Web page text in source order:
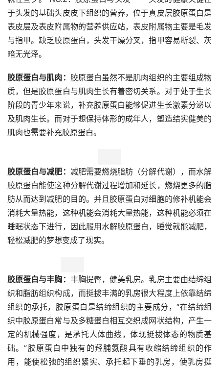
于头发的基础头皮皮下组织的营养，位于真皮层胶原蛋白是
表皮层及表皮附属物的营养供应站，表皮附属物主要是毛发
与指甲。缺乏胶原蛋白，头发干燥分叉，指甲容易断裂、灰
暗无光泽。
胶原蛋白与肌肉： 胶原蛋白虽然不是肌肉组织的主要组成物
质，但是胶原蛋白与肌肉生长有着密切关系。对于处于生长
阶段的青少年来说，补充胶原蛋白能够促进生长激素分泌以
及肌肉生长。而对于想保持体形的成年人，塑造结实健美的
肌肉也需要补充胶原蛋白。
胶原蛋白与减肥： 减肥需要燃烧脂肪（分解代谢），而水解
胶原蛋白能使这种分解代谢过程增加和延长，燃烧更多的脂
肪从而达到减肥的目的。并且胶原蛋白对细胞的修补机能会
消耗大量热能，这种机能会消耗大量热能，这种机能必须在
睡眠状态下进行，因此服用水解胶原蛋白，睡觉就能减肥，
轻松减肥的梦想变成了现实。
胶原蛋白与丰胸： 丰胸提臀，健美乳房。乳房主要由结缔组
织和脂肪组织构成，而挺拔丰满的乳房很大程度上依靠结缔
组织的承托，胶原蛋白是结缔组织的主要成分，“在结缔组
织中胶原蛋白常与及多糖蛋白相互交织成网状结构，产生一
定的机械强度，是承托人体曲线，体现挺拔体态的物质基
础。”胶原蛋白中独有的羟脯氨酸具有收缩结缔组织的作
用，能使松弛的组织紧实、承托起下垂的乳房，使乳房挺